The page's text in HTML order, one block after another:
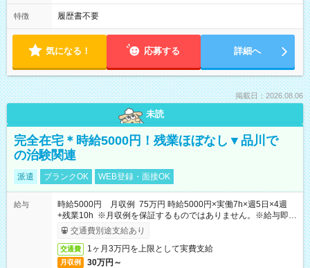
特徴 履歴書不要
気になる！ 応募する 詳細へ
掲載日：2026.08.06
未読
完全在宅＊時給5000円！残業ほぼなし▼品川で
の治験関連
派遣 ブランクOK WEB登録・面接OK
給与
時給5000円 月収例 75万円 時給5000円×実働7h×週5日×4週
+残業10h ※月収例を保証するものではありません。※給与即受
取りサービス利用可（利用条件有）
交通費別途支給あり
交通費 1ヶ月3万円を上限として実費支給
月収例 30万円～